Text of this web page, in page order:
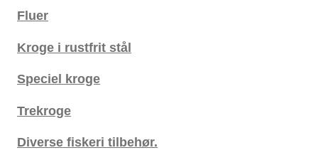
Fluer
Kroge i rustfrit stål
Speciel kroge
Trekroge
Diverse fiskeri tilbehør.